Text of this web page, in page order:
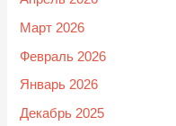
Март 2026
Февраль 2026
Январь 2026
Декабрь 2025